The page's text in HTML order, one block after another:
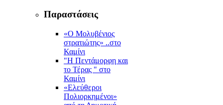
Παραστάσεις
«Ο Μολυβένιος
στρατιώτης» ..στο
Καμίνι
"Η Πεντάμορφη και
το Τέρας " στο
Καμίνι
«Ελεύθεροι
Πολιορκημένοι»